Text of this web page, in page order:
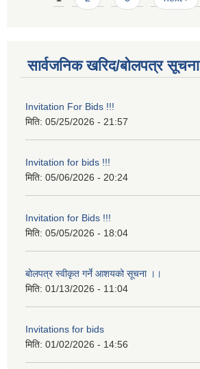
सार्वजनिक खरिद/बोलपत्र सूचना
Invitation For Bids !!!
मिति: 05/25/2026 - 21:57
Invitation for bids !!!
मिति: 05/06/2026 - 20:24
Invitation for Bids !!!
मिति: 05/05/2026 - 18:04
बोलपत्र स्वीकृत गर्ने आशयको सूचना ।।
मिति: 01/13/2026 - 11:04
Invitations for bids
मिति: 01/02/2026 - 14:56